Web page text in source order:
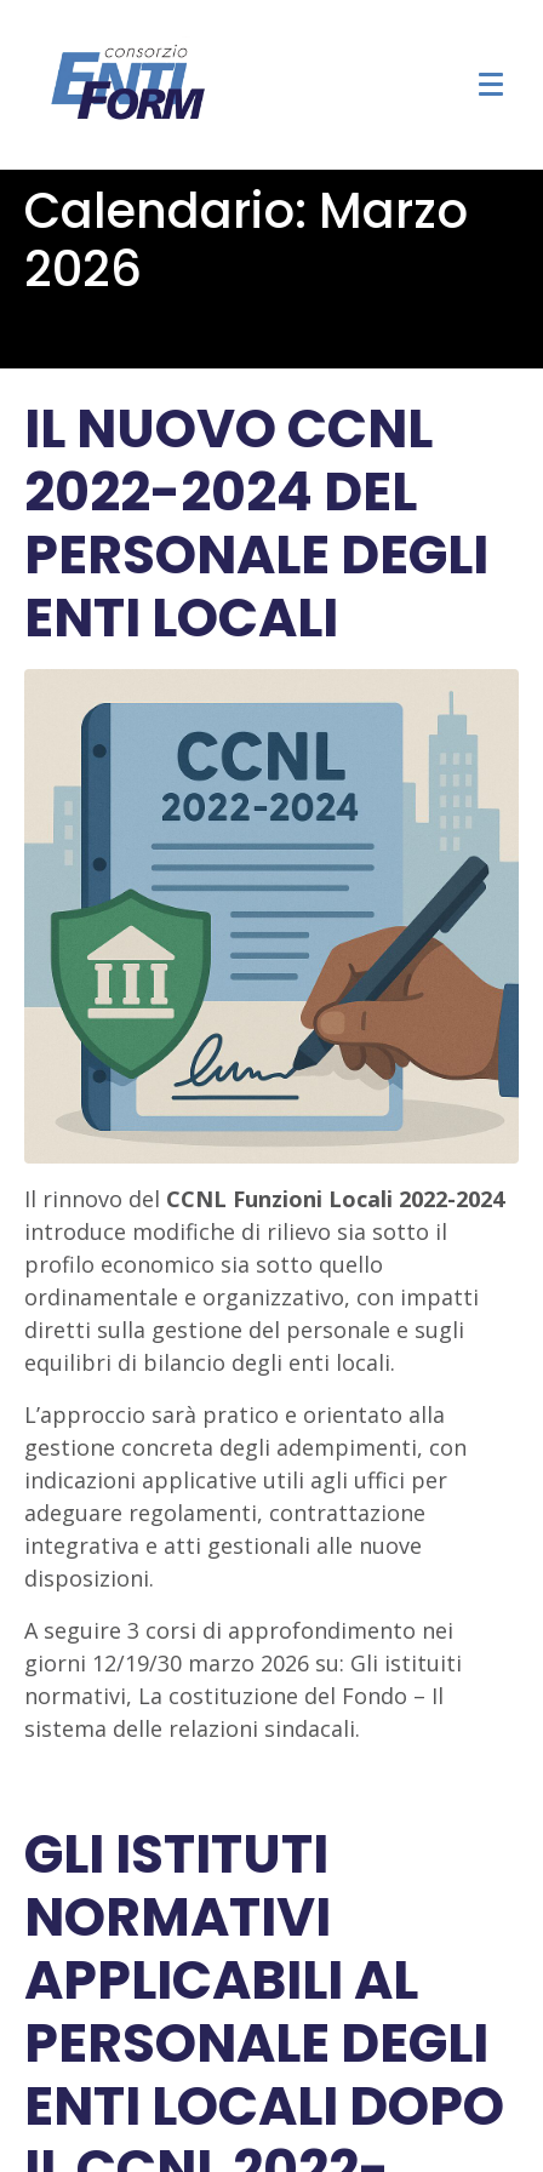
Calendario: Marzo
2026
IL NUOVO CCNL
2022-2024 DEL
PERSONALE DEGLI
ENTI LOCALI
Il rinnovo del CCNL Funzioni Locali 2022-2024
introduce modifiche di rilievo sia sotto il
profilo economico sia sotto quello
ordinamentale e organizzativo, con impatti
diretti sulla gestione del personale e sugli
equilibri di bilancio degli enti locali.
L’approccio sarà pratico e orientato alla
gestione concreta degli adempimenti, con
indicazioni applicative utili agli uffici per
adeguare regolamenti, contrattazione
integrativa e atti gestionali alle nuove
disposizioni.
A seguire 3 corsi di approfondimento nei
giorni 12/19/30 marzo 2026 su: Gli istituiti
normativi, La costituzione del Fondo – Il
sistema delle relazioni sindacali.
GLI ISTITUTI
NORMATIVI
APPLICABILI AL
PERSONALE DEGLI
ENTI LOCALI DOPO